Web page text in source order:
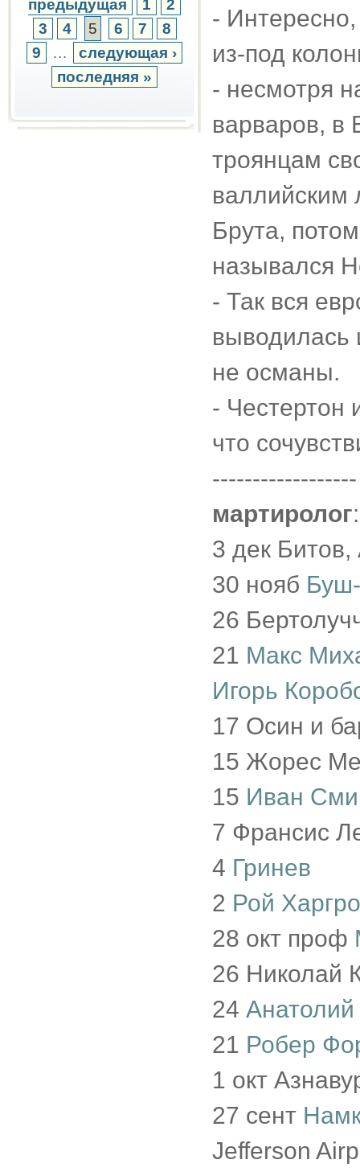
предыдущая 1
2
3
4 5 6 7
8
9
…
следующая ›
последняя »
-
из-под
- несмотря
варваров, в
троянцам
валлийским
Брута,
назывался
- Так вся
выводилась
не османы.
- Честертон
что
------------------
мартиролог:
3 дек
30 нояб
26
21 Макс
Игорь
17 Осин и
15 Жорес
15 Иван
7 Франсис
4 Гринев
2 Рой
28 окт проф
26 Николай
24
21 Робер
1 окт
27 сент
Jefferson